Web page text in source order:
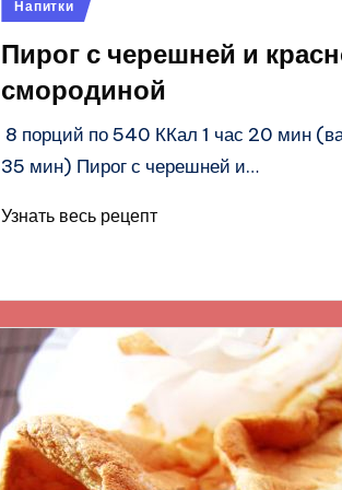
Напитки
Пирог с черешней и
смородиной
8 порций по 540 ККал 1 час 20 мин
35 мин) Пирог с черешней и…
Узнать весь рецепт